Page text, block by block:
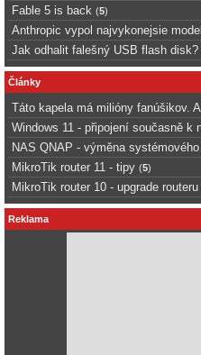
Fable 5 is back (5)
Anthropic vypol najvykonejsie
Jak odhalit falešný USB flash disk?
Články
Táto kapela má milióny fanúšikov.
Windows 11 - připojení současně k
NAS QNAP - výměna
MikroTik router 11 - tipy (5)
MikroTik router 10 - upgrade routeru
Reklama